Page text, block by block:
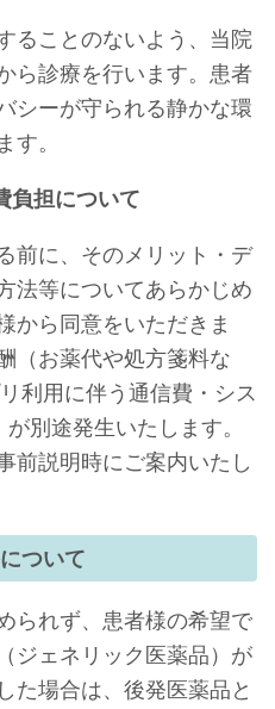
ることのないよう、当院
ら診療を行います。患者
シーが守られる静かな環
す。
負担について
前に、そのメリット・デ
法等についてあらかじめ
から同意をいただきま
（お薬代や処方箋料な
利用に伴う通信費・シス
別途発生いたします。
前説明時にご案内いたし
ついて
られず、患者様の希望で
ジェネリック医薬品）が
た場合は、後発医薬品と